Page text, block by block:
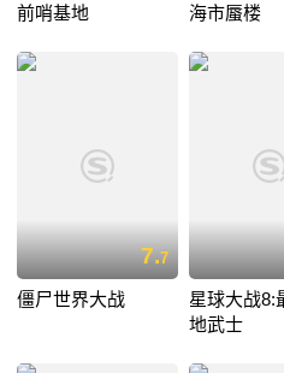
前哨基地 海市蜃楼
7.7
僵尸世界大战
星球大战8:
地武士